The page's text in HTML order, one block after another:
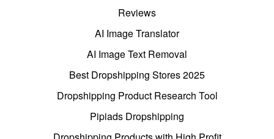
Reviews
AI Image Translator
AI Image Text Removal
Best Dropshipping Stores 2025
Dropshipping Product Research Tool
Pipiads Dropshipping